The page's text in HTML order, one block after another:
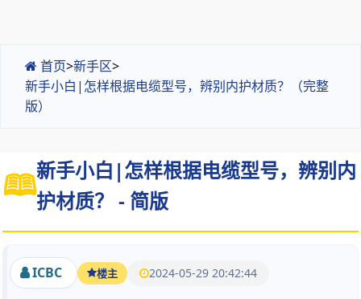
首页>新手区>
新手小白|怎样根据电缆型号，辨别内护材质？（完整
版）
新手小白|怎样根据电缆型号，辨别内
护材质？ - 简版
ICBC 楼主 2024-05-29 20:42:44